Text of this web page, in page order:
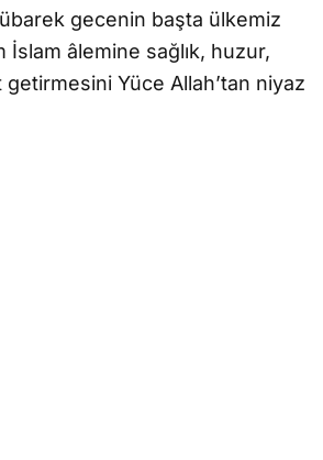
gecenin başta ülkemiz
İslam âlemine sağlık, huzur,
getirmesini Yüce Allah’tan niyaz